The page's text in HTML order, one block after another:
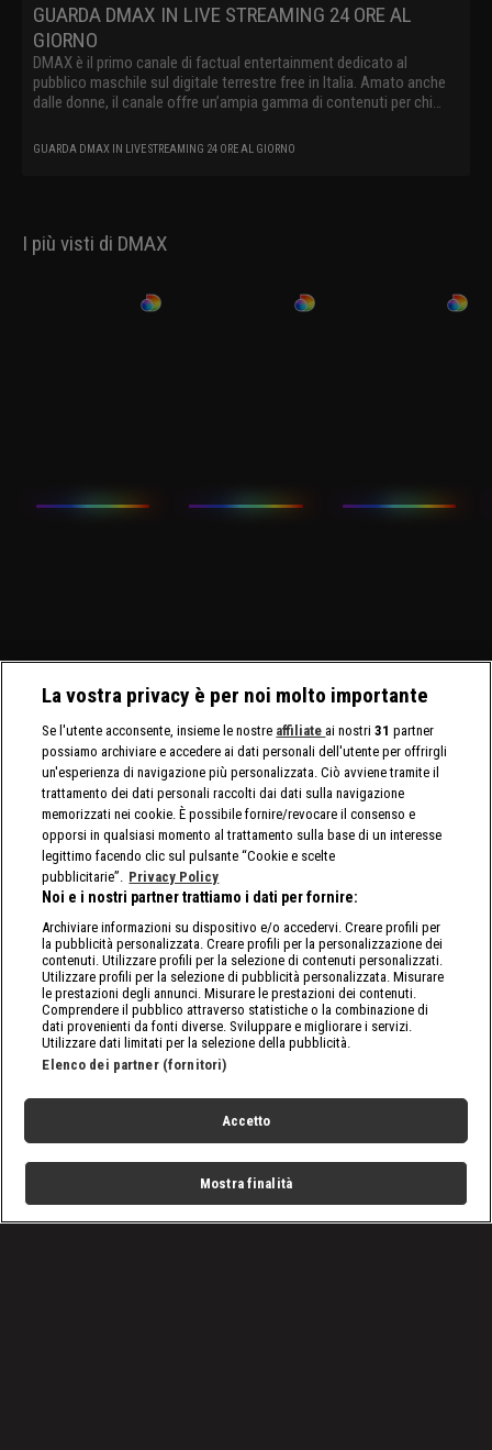
GUARDA DMAX IN LIVE STREAMING 24 ORE AL
GIORNO
DMAX è il primo canale di factual entertainment dedicato al
pubblico maschile sul digitale terrestre free in Italia. Amato anche
dalle donne, il canale offre un’ampia gamma di contenuti per chi
coinvolgenti e racconta storie vere spingendo lo spettatore a
avventura, lavori estremi, mistero, paranormale e natura
GUARDA DMAX IN LIVE STREAMING 24 ORE AL GIORNO
I più visti di DMAX
La vostra privacy è per noi molto importante
Se l'utente acconsente, insieme le nostre affiliate ai nostri31 partner
possiamo archiviare e accedere ai dati personali dell'utente per offrirgli
un'esperienza di navigazione più personalizzata. Ciò avviene tramite il
trattamento dei dati personali raccolti dai dati sulla navigazione
memorizzati nei cookie. È possibile fornire/revocare il consenso e
opporsi in qualsiasi momento al trattamento sulla base di un interesse
legittimo facendo clic sul pulsante “Cookie e scelte
pubblicitarie”. Privacy Policy
Noi e i nostri partner trattiamo i dati per fornire:
Archiviare informazioni su dispositivo e/o accedervi. Creare profili per
la pubblicità personalizzata. Creare profili per la personalizzazione dei
contenuti. Utilizzare profili per la selezione di contenuti personalizzati.
Utilizzare profili per la selezione di pubblicità personalizzata. Misurare
le prestazioni degli annunci. Misurare le prestazioni dei contenuti.
Comprendere il pubblico attraverso statistiche o la combinazione di
dati provenienti da fonti diverse. Sviluppare e migliorare i servizi.
Utilizzare dati limitati per la selezione della pubblicità.
Elenco dei partner (fornitori)
Accetto
Mostra finalità